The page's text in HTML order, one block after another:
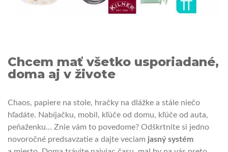
Chcem mať všetko usporiadané,
doma aj v živote
Chaos, papiere na stole, hračky na dlážke a stále niečo
hľadáte. Nabíjačku, mobil, kľúče od domu, kľúče od auta,
peňaženku… Znie vám to povedome? Odškrtnite si jedno
novoročné predsavzatie a dajte veciam jasný systém